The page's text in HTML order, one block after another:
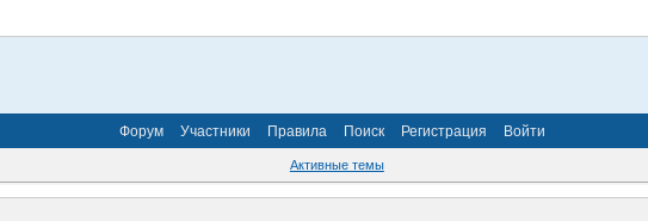
Форум Участники Правила Поиск Регистрация Войти
Активные темы